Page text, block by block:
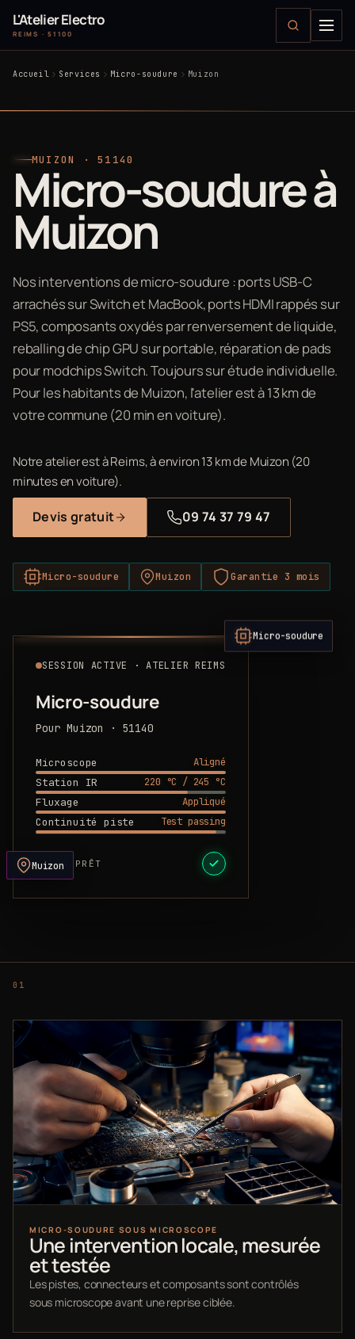
L'Atelier Electro
REIMS · 51100
Accueil Services Micro-soudure Muizon
MUIZON · 51140
Micro-soudure à
Muizon
Nos interventions de micro-soudure : ports USB-C
arrachés sur Switch et MacBook, ports HDMI rappés sur
PS5, composants oxydés par renversement de liquide,
reballing de chip GPU sur portable, réparation de pads
pour modchips Switch. Toujours sur étude individuelle.
Pour les habitants de Muizon, l'atelier est à 13 km de
votre commune (20 min en voiture).
Notre atelier est à Reims, à environ 13 km de Muizon (20
minutes en voiture).
Devis gratuit 09 74 37 79 47
Micro-soudure Muizon Garantie 3 mois
SESSION ACTIVE · ATELIER REIMS
Micro-soudure
Pour Muizon · 51140
Microscope
Aligné
Station IR
220 °C / 245 °C
Fluxage
Appliqué
Continuité piste
Test passing
DEVIS PRÊT
Micro-soudure
Muizon
MICRO-SOUDURE SOUS MICROSCOPE
Une intervention locale, mesurée
et testée
Les pistes, connecteurs et composants sont contrôlés
sous microscope avant une reprise ciblée.